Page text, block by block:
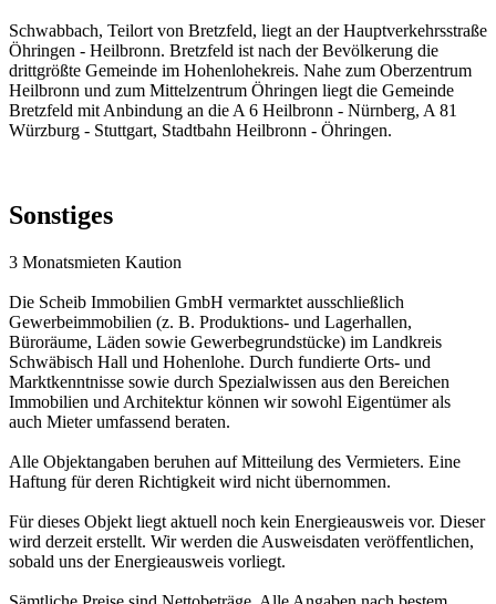
Schwabbach, Teilort von Bretzfeld, liegt an der Hauptverkehrsstraße
Öhringen - Heilbronn. Bretzfeld ist nach der Bevölkerung die
drittgrößte Gemeinde im Hohenlohekreis. Nahe zum Oberzentrum
Heilbronn und zum Mittelzentrum Öhringen liegt die Gemeinde
Bretzfeld mit Anbindung an die A 6 Heilbronn - Nürnberg, A 81
Würzburg - Stuttgart, Stadtbahn Heilbronn - Öhringen.
Sonstiges
3 Monatsmieten Kaution
Die Scheib Immobilien GmbH vermarktet ausschließlich
Gewerbeimmobilien (z. B. Produktions- und Lagerhallen,
Büroräume, Läden sowie Gewerbegrundstücke) im Landkreis
Schwäbisch Hall und Hohenlohe. Durch fundierte Orts- und
Marktkenntnisse sowie durch Spezialwissen aus den Bereichen
Immobilien und Architektur können wir sowohl Eigentümer als
auch Mieter umfassend beraten.
Alle Objektangaben beruhen auf Mitteilung des Vermieters. Eine
Haftung für deren Richtigkeit wird nicht übernommen.
Für dieses Objekt liegt aktuell noch kein Energieausweis vor. Dieser
wird derzeit erstellt. Wir werden die Ausweisdaten veröffentlichen,
sobald uns der Energieausweis vorliegt.